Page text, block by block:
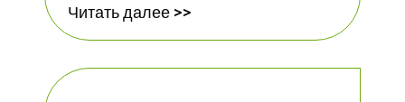
Читать далее >>